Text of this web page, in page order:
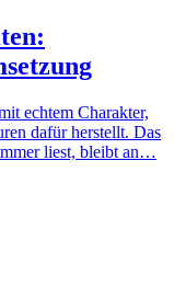
echtem Charakter,
dafür herstellt. Das
liest, bleibt an…